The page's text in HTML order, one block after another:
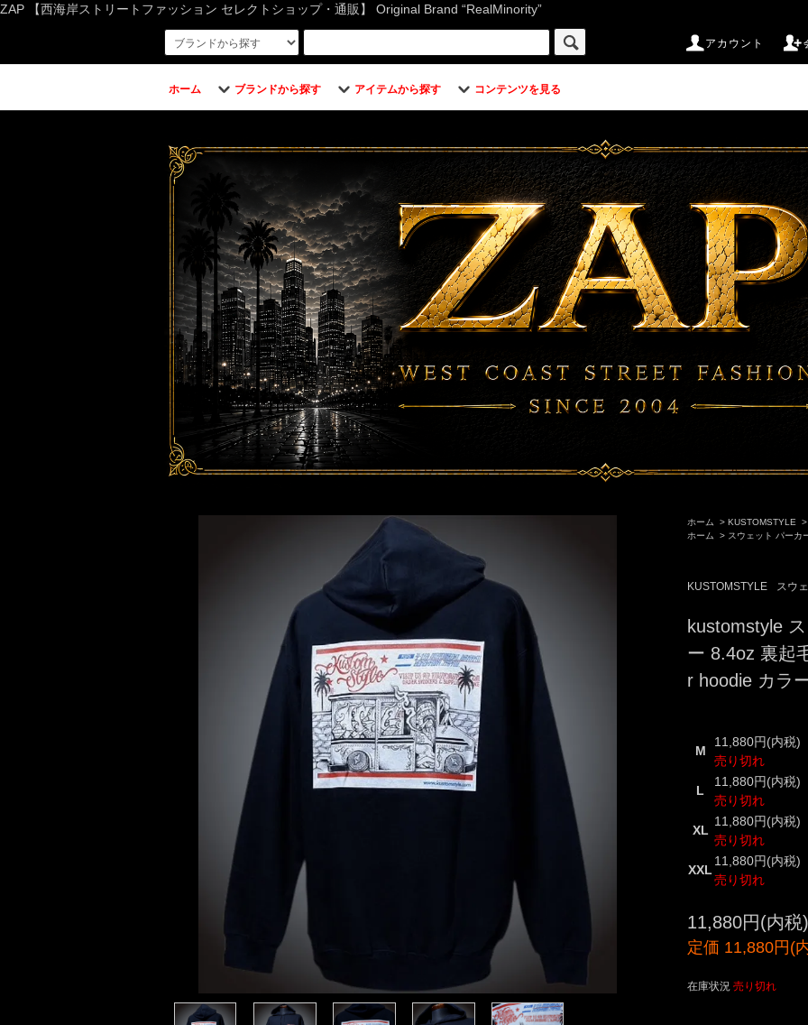
ZAP 【西海岸ストリートファッション セレクトショップ・通販】 Original Brand “RealMinority”
アカウント
ホーム ブランドから探す アイテムから探す コンテンツを見る
ホーム > KUSTOMSTYLE
ホーム
> スウェット パーカ
KUSTOMSTYLE スウ
kustomstyle
ー 8.4oz 裏起
r hoodie カラ
M
11,880円(内税)
売り切れ
L
11,880円(内税)
売り切れ
XL
11,880円(内税)
売り切れ
XXL
11,880円(内税)
売り切れ
11,880円(内税)
定価 11,880円(
在庫状況 売り切れ